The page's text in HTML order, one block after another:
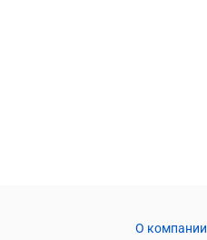
О компании